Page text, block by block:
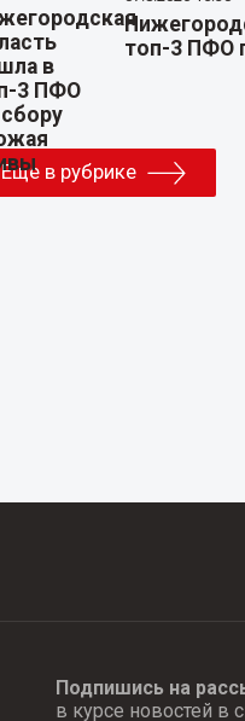
топ-3 ПФО
Еще в рубрике
Подпишись на
в курсе новостей в